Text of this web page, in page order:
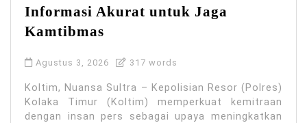
Informasi Akurat untuk Jaga
Kamtibmas
Agustus 3, 2026 317 words
Koltim, Nuansa Sultra – Kepolisian Resor (Polres)
Kolaka Timur (Koltim) memperkuat kemitraan
dengan insan pers sebagai upaya meningkatkan